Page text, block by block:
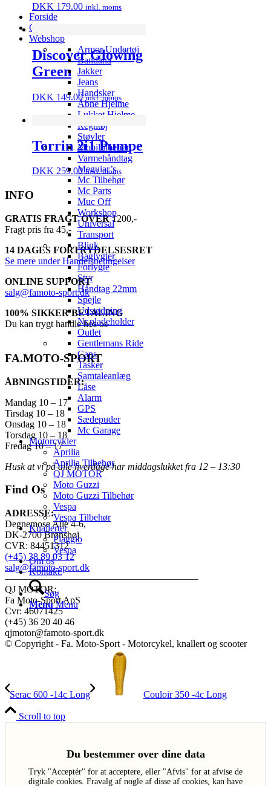
Forside
QJ MOTOR
Webshop
Armor Undertøj
Bandana
Jakker
Jeans
Handsker
Åbne Hjelme
Lukket Hjelme
Regntøj
Støvler
Mobiltilbehør
Varmehåndtag
Meguiar’s
Mc Tilbehør
Mc Parts
Muc Off
Workshop
Universal
Transport
Blink
Baglygter
Forlygte
Styr
Håndtag 22mm
Spejle
Udstødning
Nr.pladeholder
Outlet
Gentlemans Ride
Caps
Tasker
Samtaleanlæg
Låse
Alarm
GPS
Sædepuder
Mc Garage
Motorcykler
Aprilia
Aprilia Tilbehør
QJ MOTOR
Moto Guzzi
Moto Guzzi Tilbehør
Vespa
Vespa Tilbehør
Knallerter
Piaggio
Vespa
Om os
Kontakt.
Søg
Menu Menu
DKK 179.00 inkl. moms
Discover Glowing
Green
DKK 149.00 inkl. moms
Torrin 2i1 Pumpe
DKK 259.00 inkl. moms
INFO
GRATIS FRAGT OVER1200,-
Fragt pris fra 45,-
14 DAGES FORTRYDELSESRET
Se mere under Handelsbetingelser
ONLINE SUPPORT
salg@famoto-sport.dk
100% SIKKER BETALING
Du kan trygt handle hos os
FA.MOTO-SPORT
ÅBNINGSTIDER:
Mandag 10 – 17
Tirsdag 10 – 18
Onsdag 10 – 18
Torsdag 10 – 18
Fredag 10 – 17
Husk at vi på alle hverdage har middagslukket fra 12 – 13:30
Find Os
ADRESSE:
Degnemose Alle 4-6,
DK-2700 Brønshøj
CVR: 84451312
(+45) 38 89 03 12
salg@famoto-sport.dk
————————————————————
QJ MOTOR:
Fa Moto-Sport ApS
Cvr: 46071425
(+45) 36 20 40 46
qjmotor@famoto-sport.dk
© Copyright - Fa. Moto-Sport - Motorcykel, knallert og scooter
Serac 600 -14c Long Couloir 350 -4c Long
Scroll to top
Du bestemmer over dine data
Tryk "Acceptér" for at acceptere, eller "Afvis" for at afvise de
digitale cookies. Fravalg af nogle af disse af cookies, kan have